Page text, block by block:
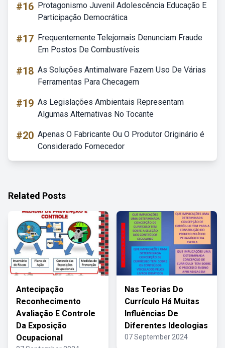
#16 Protagonismo Juvenil Adolescência Educação E
Participação Democrática
#17 Frequentemente Telejornais Denunciam Fraude
Em Postos De Combustíveis
#18 As Soluções Antimalware Fazem Uso De Várias
Ferramentas Para Checagem
#19 As Legislações Ambientais Representam
Algumas Alternativas No Tocante
#20 Apenas O Fabricante Ou O Produtor Originário é
Considerado Fornecedor
Related Posts
Antecipação
Reconhecimento
Avaliação E Controle
Da Exposição
Ocupacional
Nas Teorias Do
Currículo Há Muitas
Influências De
Diferentes Ideologias
07 September 2024